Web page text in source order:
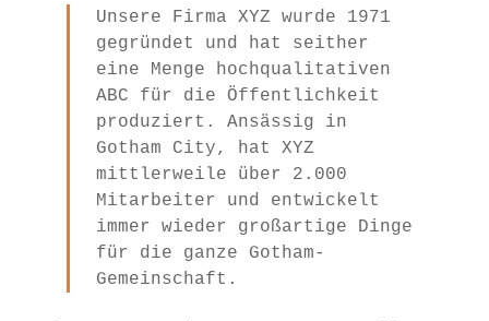
Unsere Firma XYZ wurde 1971
gegründet und hat seither
eine Menge hochqualitativen
ABC für die Öffentlichkeit
produziert. Ansässig in
Gotham City, hat XYZ
mittlerweile über 2.000
Mitarbeiter und entwickelt
immer wieder großartige Dinge
für die ganze Gotham-
Gemeinschaft.